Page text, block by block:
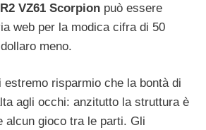
VZ61 Scorpion può essere
web per la modica cifra di 50
meno.
estremo risparmio che la bontà di
agli occhi: anzitutto la struttura è
alcun gioco tra le parti. Gli